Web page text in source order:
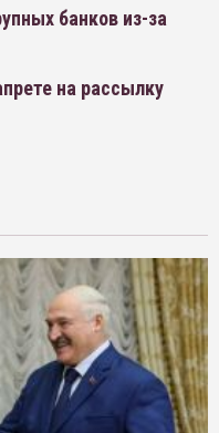
банков из-за
на рассылку